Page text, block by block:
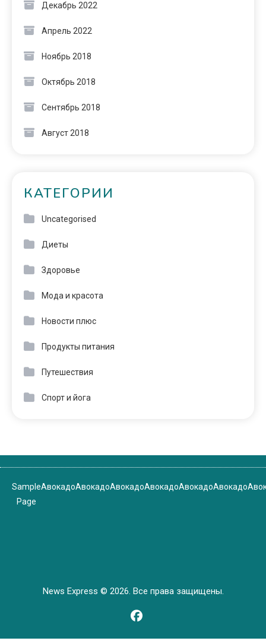
Декабрь 2022
Апрель 2022
Ноябрь 2018
Октябрь 2018
Сентябрь 2018
Август 2018
КАТЕГОРИИ
Uncategorised
Диеты
Здоровье
Мода и красота
Новости плюс
Продукты питания
Путешествия
Спорт и йога
Sample
Page
АвокадоАвокадоАвокадоАвокадоАвокадоАвокадо
News Express © 2026. Все права защищены.